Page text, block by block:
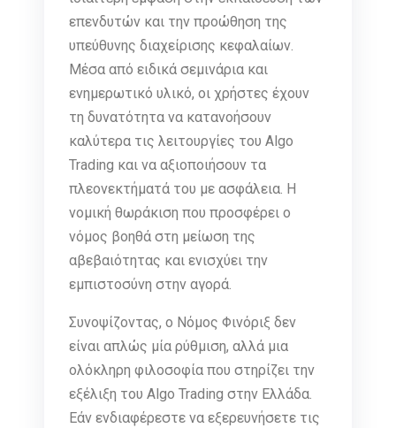
επενδυτών και την προώθηση της
υπεύθυνης διαχείρισης κεφαλαίων.
Μέσα από ειδικά σεμινάρια και
ενημερωτικό υλικό, οι χρήστες έχουν
τη δυνατότητα να κατανοήσουν
καλύτερα τις λειτουργίες του Algo
Trading και να αξιοποιήσουν τα
πλεονεκτήματά του με ασφάλεια. Η
νομική θωράκιση που προσφέρει ο
νόμος βοηθά στη μείωση της
αβεβαιότητας και ενισχύει την
εμπιστοσύνη στην αγορά.
Συνοψίζοντας, ο Νόμος Φινόριξ δεν
είναι απλώς μία ρύθμιση, αλλά μια
ολόκληρη φιλοσοφία που στηρίζει την
εξέλιξη του Algo Trading στην Ελλάδα.
Εάν ενδιαφέρεστε να εξερευνήσετε τις